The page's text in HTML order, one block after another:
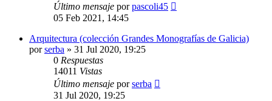
Último mensaje porpascoli45
05 Feb 2021, 14:45
Arquitectura (colección Grandes Monografías de Galicia)
porserba » 31 Jul 2020, 19:25
0 Respuestas
14011 Vistas
Último mensaje porserba
31 Jul 2020, 19:25